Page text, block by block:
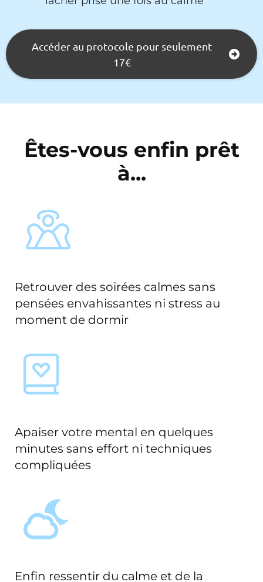
Accéder au protocole pour seulement
17€
Êtes-vous enfin prêt
à...
Retrouver des soirées calmes sans
pensées envahissantes ni stress au
moment de dormir
Apaiser votre mental en quelques
minutes sans effort ni techniques
compliquées
Enfin ressentir du calme et de la